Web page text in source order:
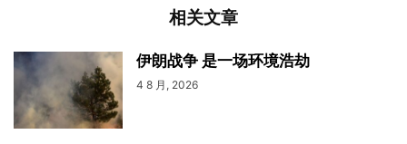
相关文章
伊朗战争 是一场环境浩劫
4 8 月, 2026